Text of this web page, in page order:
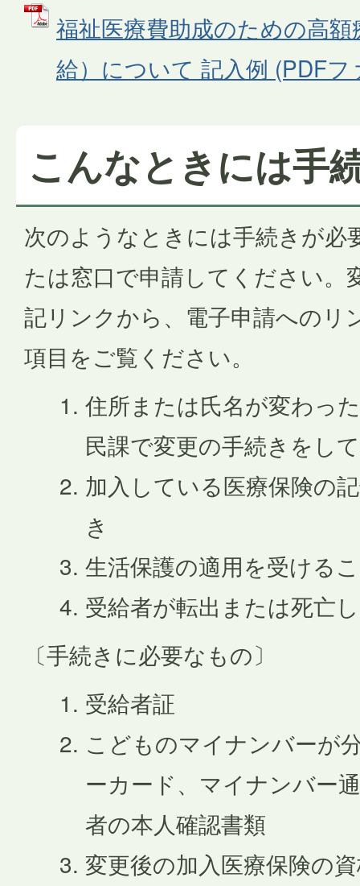
福祉医療費助成のための高
給）について 記入例 (PDF
こんなときには手
次のようなときには手続きが必
たは窓口で申請してください。
記リンクから、電子申請へのリ
項目をご覧ください。
住所または氏名が変わっ
民課で変更の手続きをし
加入している医療保険の
き
生活保護の適用を受ける
受給者が転出または死亡
〔手続きに必要なもの〕
受給者証
こどものマイナンバーが
ーカード、マイナンバー
者の本人確認書類
変更後の加入医療保険の